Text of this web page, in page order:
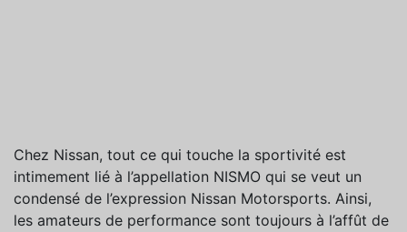
Chez Nissan, tout ce qui touche la sportivité est
intimement lié à l’appellation NISMO qui se veut un
condensé de l’expression Nissan Motorsports. Ainsi,
les amateurs de performance sont toujours à l’affût de